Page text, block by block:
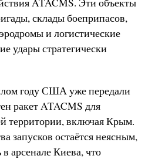
склады боеприпасов,
и логистические
удары стратегически
году США уже передали
ракет ATACMS для
территории, включая Крым.
запусков остаётся неясным,
в арсенале Киева, что